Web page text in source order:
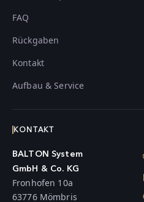
FAQ
Rückgaben
Kontakt
Aufbau & Service
KONTAKT
BALTON System
GmbH & Co. KG
Fronhofen 10a
63776 Mömbris